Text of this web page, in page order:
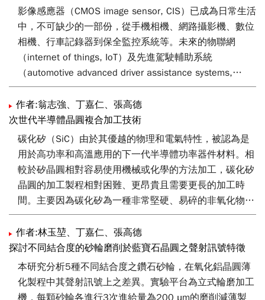
展，成為現今製作觸控感測器的主流。在本文中將介紹目
前各家廠商的專利佈局情況，以及近來以金屬網格技術應
用於觸控感測器上的發展趨勢。
影像感應器（CMOS image sensor, CIS）已成為日常生活
中，不可缺少的一部份，從手機相機、網路攝影機、數位
相機、行車記錄器到保全監控系統等。未來的物聯網
（internet of things, IoT）及先進駕駛輔助系統
（automotive advanced driver assistance systems,
ADAS）更是扮演極為重要的角色。因應IoT及ADAS的發展
來看，相機需要具備微型化、薄型化及低價化等特性，因
此，晶圓級光學（wafer level optics, WLO）之技術也隨
之孕育而生。本文將以專利分析的角度，來探討目前全球
大廠晶圓級光學透鏡專利的發展，及未來技術策略佈局的
趨勢。
作者:翁志強、丁嘉仁、張高德
次世代半導體晶圓複合加工技術
碳化矽（SiC）由於其優越的物理和電氣特性，被認為是
用於高功率和高溫應用的下一代半導體功率器件材料。相
較於矽晶圓相對容易使用機械或化學的方法加工，碳化矽
晶圓的加工製程相對困難、更昂貴且需要更長的加工時
間。主要因為碳化矽為一種非常堅硬、易碎的非氧化物陶
瓷材料。本研究主要開發超音波輔助輪磨技術以及電漿輔
助拋光兩種複合加工技術，作為提升碳化矽晶圓加工速率
的手段。
作者:林玉堃、丁嘉仁、張高德
探討不同結合度的砂輪磨削於藍寶石晶圓之聲射訊號特徵
本研究分析5種不同結合度之鑽石砂輪，在氧化鋁晶圓薄
化製程中其聲射訊號上之差異。實驗平台為立式輪磨加工
機，每顆砂輪各進行3次進給量為200 μm的磨削減薄製